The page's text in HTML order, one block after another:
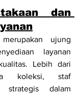
dan
ujung
layanan
Lebih dari
koleksi, staf
strategis dalam